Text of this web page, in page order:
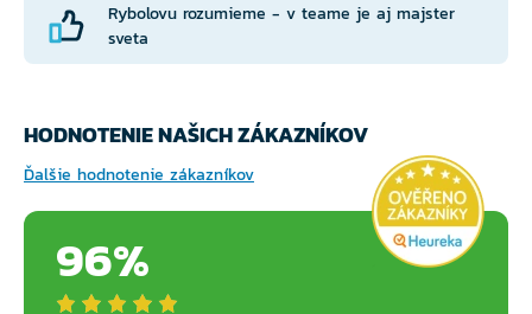
Rybolovu rozumieme - v teame je aj majster
sveta
HODNOTENIE NAŠICH ZÁKAZNÍKOV
Ďalšie hodnotenie zákazníkov
96%